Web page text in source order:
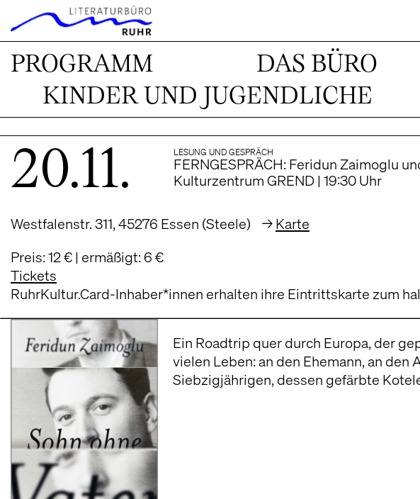
PROGRAMM DAS BÜRO
KINDER UND JUGENDLICHE
20.11. LESUNG UND GESPRÄCH
FERNGESPRÄCH: Feridun Zaimoglu
Kulturzentrum GREND | 19:30 Uhr
Westfalenstr. 311, 45276 Essen (Steele) →Karte
Preis: 12 € | ermäßigt: 6 €
Tickets
RuhrKultur.Card-Inhaber*innen erhalten ihre Eintrittskarte zum
ist von den flirrenden Erinnerungen an den Vater und seine
an den Geschichtenerzähler oder den
eine ganze Feriensiedlung in Aufruhr versetzen konnten.